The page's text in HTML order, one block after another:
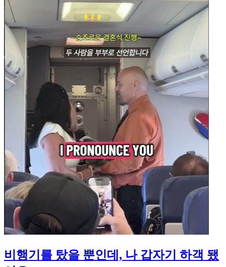
비행기를 탔을 뿐인데, 나 갑자기 하객 됐